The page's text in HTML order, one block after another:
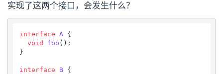
实现了这两个接口，会发生什么？
interface A {
void
foo () ;
}
interface B {